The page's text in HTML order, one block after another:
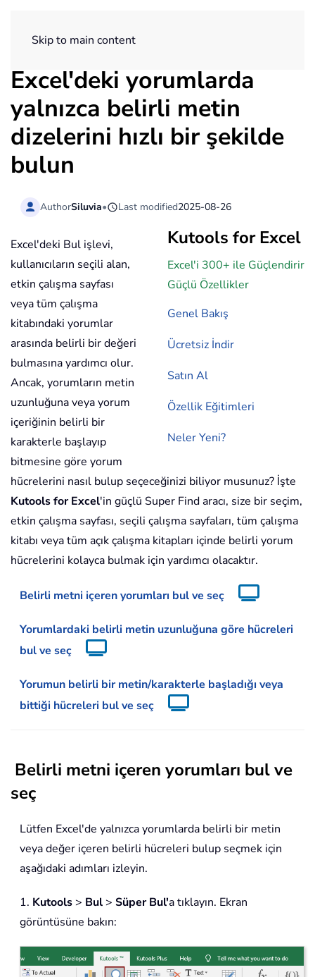
Skip to main content
Excel'deki yorumlarda
yalnızca belirli metin
dizelerini hızlı bir şekilde
bulun
AuthorSiluvia• Last modified2025-08-26
Kutools for Excel
Excel'i 300+ ile Güçlendirir
Güçlü Özellikler
Genel Bakış
Ücretsiz İndir
Satın Al
Özellik Eğitimleri
Neler Yeni?
Excel'deki Bul işlevi,
kullanıcıların seçili alan,
etkin çalışma sayfası
veya tüm çalışma
kitabındaki yorumlar
arasında belirli bir değeri
bulmasına yardımcı olur.
Ancak, yorumların metin
uzunluğuna veya yorum
içeriğinin belirli bir
karakterle başlayıp
bitmesine göre yorum
hücrelerini nasıl bulup seçeceğinizi biliyor musunuz? İşte
Kutools for Excel'in güçlü Super Find aracı, size bir seçim,
etkin çalışma sayfası, seçili çalışma sayfaları, tüm çalışma
kitabı veya tüm açık çalışma kitapları içinde belirli yorum
hücrelerini kolayca bulmak için yardımcı olacaktır.
Belirli metni içeren yorumları bul ve seç
Yorumlardaki belirli metin uzunluğuna göre hücreleri
bul ve seç
Yorumun belirli bir metin/karakterle başladığı veya
bittiği hücreleri bul ve seç
Belirli metni içeren yorumları bul ve
seç
Lütfen Excel'de yalnızca yorumlarda belirli bir metin
veya değer içeren belirli hücreleri bulup seçmek için
aşağıdaki adımları izleyin.
1. Kutools > Bul > Süper Bul'a tıklayın. Ekran
görüntüsüne bakın: